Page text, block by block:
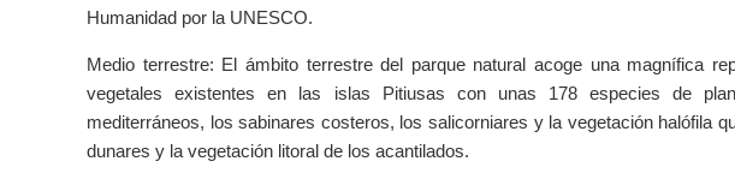
Humanidad por la UNESCO.
Medio terrestre: El ámbito terrestre del parque natural acoge una magnífica
vegetales existentes en las islas Pitiusas con unas 178 especies de
mediterráneos, los sabinares costeros, los salicorniares y la vegetación halófila
dunares y la vegetación litoral de los acantilados.